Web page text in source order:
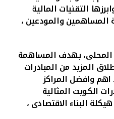
التقنيات المالية
المساهمين والمودعين ،
المحلى، بهدف المساهمة
، داعيا الى اطلاق المزيد من المبادرات
اهم وافضل المراكز
الكويت المثالية
البناء الاقتصادى ،